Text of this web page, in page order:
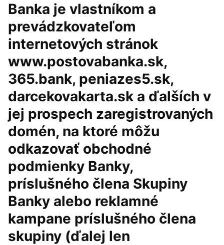
Banka je vlastníkom a
prevádzkovateľom
internetových stránok
www.postovabanka.sk,
365.bank, peniazes5.sk,
darcekovakarta.sk a ďalších v
jej prospech zaregistrovaných
domén, na ktoré môžu
odkazovať obchodné
podmienky Banky,
príslušného člena Skupiny
Banky alebo reklamné
kampane príslušného člena
skupiny (ďalej len